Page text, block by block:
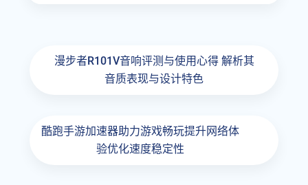
漫步者R101V音响评测与使用心得 解析其
音质表现与设计特色
酷跑手游加速器助力游戏畅玩提升网络体
验优化速度稳定性